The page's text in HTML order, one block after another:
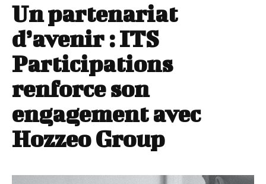
Un partenariat
d’avenir : ITS
Participations
renforce son
engagement avec
Hozzeo Group